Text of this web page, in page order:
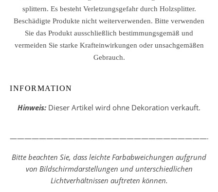
splittern. Es besteht Verletzungsgefahr durch Holzsplitter.
Beschädigte Produkte nicht weiterverwenden. Bitte verwenden
Sie das Produkt ausschließlich bestimmungsgemäß und
vermeiden Sie starke Krafteinwirkungen oder unsachgemäßen
Gebrauch.
INFORMATION
Hinweis: Dieser Artikel wird ohne Dekoration verkauft.
Bitte beachten Sie, dass leichte Farbabweichungen aufgrund
von Bildschirmdarstellungen und unterschiedlichen
Lichtverhältnissen auftreten können.